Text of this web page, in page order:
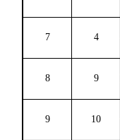
7 4
8 9
9 10